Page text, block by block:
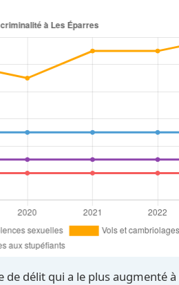
de délit qui a le plus augmenté à